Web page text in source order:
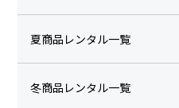
夏商品レンタル一覧
冬商品レンタル一覧